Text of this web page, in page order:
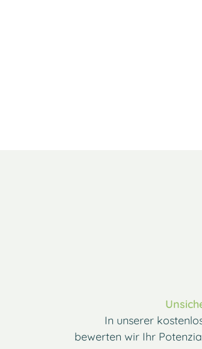
In unserer
bewerten wir Ihr